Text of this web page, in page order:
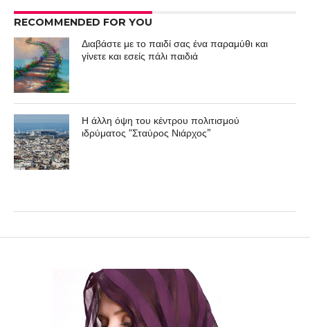
RECOMMENDED FOR YOU
Διαβάστε με το παιδί σας ένα παραμύθι και
γίνετε και εσείς πάλι παιδιά
Η άλλη όψη του κέντρου πολιτισμού
ιδρύματος “Σταύρος Νιάρχος”